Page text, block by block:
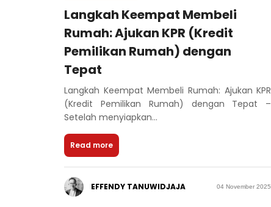
Langkah Keempat Membeli
Rumah: Ajukan KPR (Kredit
Pemilikan Rumah) dengan
Tepat
Langkah Keempat Membeli Rumah: Ajukan KPR
(Kredit Pemilikan Rumah) dengan Tepat –
Setelah menyiapkan...
Read more
EFFENDY TANUWIDJAJA 04 November 2025